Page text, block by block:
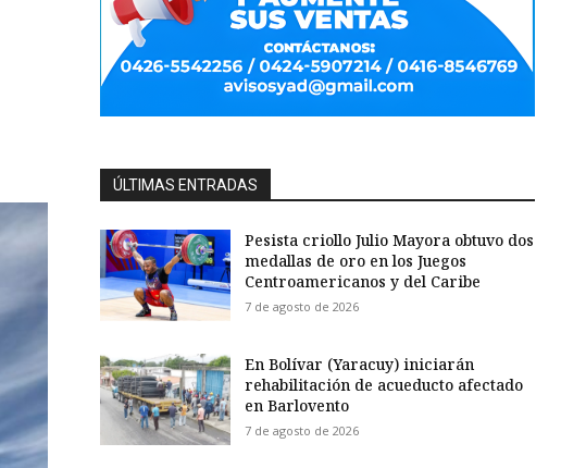
ÚLTIMAS ENTRADAS
Pesista criollo Julio Mayora obtuvo dos
medallas de oro en los Juegos
Centroamericanos y del Caribe
7 de agosto de 2026
En Bolívar (Yaracuy) iniciarán
rehabilitación de acueducto afectado
en Barlovento
7 de agosto de 2026